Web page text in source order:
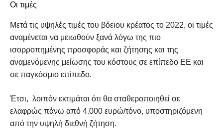
Οι τιμές
Μετά τις υψηλές τιμές του βόειου κρέατος το 2022, οι τιμές
αναμένεται να μειωθούν ξανά λόγω της πιο
ισορροπημένης προσφοράς και ζήτησης και της
αναμενόμενης μείωσης του κόστους σε επίπεδο ΕΕ και
σε παγκόσμιο επίπεδο.
Έτσι, λοιπόν εκτιμάται ότι θα σταθεροποιηθεί σε
ελαφρώς πάνω από 4.000 ευρώ/τόνο, υποστηριζόμενη
από την υψηλή διεθνή ζήτηση.